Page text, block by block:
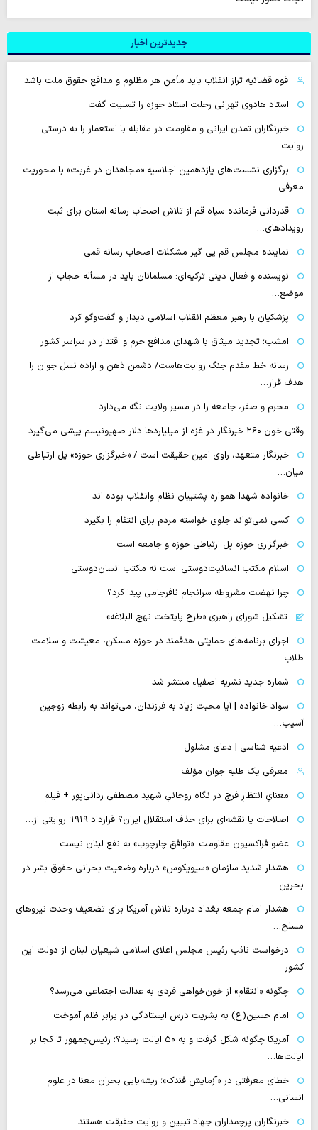
جدیدترین اخبار
قوه قضائیه تراز انقلاب باید مأمن هر مظلوم و مدافع حقوق ملت باشد
استاد هادوی تهرانی رحلت استاد حوزه را تسلیت گفت
خبرنگاران تمدن ایرانی و مقاومت در مقابله با استعمار را به درستی
روایت…
برگزاری نشست‌های یازدهمین اجلاسیه «مجاهدان در غربت» با محوریت
معرفی…
قدردانی فرمانده سپاه قم از تلاش اصحاب رسانه استان برای ثبت
رویدادهای…
نماینده مجلس قم پی گیر مشکلات اصحاب رسانه قمی
نویسنده و فعال دینی ترکیه‌ای: مسلمانان باید در مسأله حجاب از
موضع…
پزشکیان با رهبر معظم انقلاب اسلامی دیدار و گفت‌وگو کرد
امشب؛ تجدید میثاق با شهدای مدافع حرم و اقتدار در سراسر کشور
رسانه‌ خط مقدم جنگ روایت‌هاست/ دشمن ذهن و اراده نسل جوان را
هدف قرار…
محرم و صفر، جامعه را در مسیر ولایت نگه می‌دارد
وقتی خون ۲۶۰ خبرنگار در غزه از میلیاردها دلار صهیونیسم پیشی می‌گیرد
خبرنگار متعهد، راوی امین حقیقت است / «خبرگزاری حوزه» پل ارتباطی
میان…
خانواده شهدا همواره پشتیبان نظام وانقلاب بوده اند
کسی نمی‌تواند جلوی خواسته مردم برای انتقام را بگیرد
خبرگزاری حوزه پل ارتباطی حوزه و جامعه است
اسلام مکتب انسانیت‌دوستی است نه مکتب انسان‌دوستی
چرا نهضت مشروطه سرانجام نافرجامی پیدا کرد؟
تشکیل شورای راهبری «طرح پایتخت نهج البلاغه»
اجرای برنامه‌های حمایتی هدفمند در حوزه مسکن، معیشت و سلامت
طلاب
شماره جدید نشریه اصفیاء منتشر شد
سواد خانواده | آیا محبت زیاد به فرزندان، می‌تواند به رابطه زوجین
آسیب…
ادعیه شناسی | دعای مشلول
معرفی یک طلبه جوان مؤلف
معنایِ انتظارِ فرج در نگاه روحانیِ شهید مصطفی ردانی‌پور + فیلم
اصلاحات یا نقشه‌ای برای حذف استقلال ایران؟ قرارداد ۱۹۱۹؛ روایتی از…
عضو فراکسیون مقاومت: «توافق چارچوب» به نفع لبنان نیست
هشدار شدید سازمان «سیویکوس» درباره وضعیت بحرانی حقوق بشر در
بحرین
هشدار امام جمعه بغداد درباره تلاش آمریکا برای تضعیف وحدت نیروهای
مسلح…
درخواست نائب رئیس مجلس اعلای اسلامی شیعیان لبنان از دولت این
کشور
چگونه «انتقام» از خون‌خواهی فردی به عدالت اجتماعی می‌رسد؟
امام حسین(ع) به بشریت درس ایستادگی در برابر ظلم آموخت
آمریکا چگونه شکل گرفت و به ۵۰ ایالت رسید؟؛ رئیس‌جمهور تا کجا بر
ایالت‌ها…
خطای معرفتی در «آزمایش فندک»؛ ریشه‌یابی بحران معنا در علوم
انسانی…
خبرنگاران پرچمداران جهاد تبیین و روایت حقیقت هستند